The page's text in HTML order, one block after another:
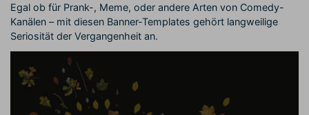
Egal ob für Prank-, Meme, oder andere Arten von Comedy-
Kanälen – mit diesen Banner-Templates gehört langweilige
Seriosität der Vergangenheit an.